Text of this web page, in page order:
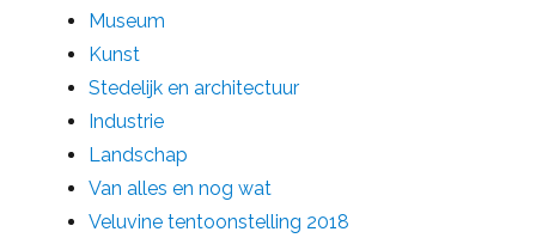
Museum
Kunst
Stedelijk en architectuur
Industrie
Landschap
Van alles en nog wat
Veluvine tentoonstelling 2018